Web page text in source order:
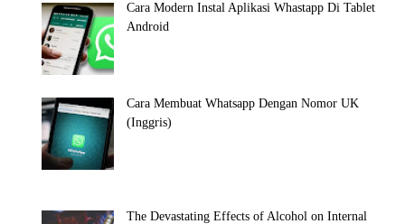
Cara Modern Instal Aplikasi Whastapp Di Tablet
Android
Cara Membuat Whatsapp Dengan Nomor UK
(Inggris)
The Devastating Effects of Alcohol on Internal